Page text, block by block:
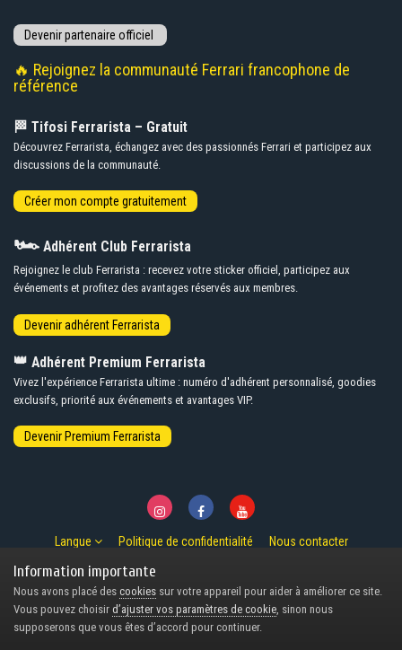
🔥 Rejoignez la communauté Ferrari francophone de
référence
🏁 Tifosi Ferrarista – Gratuit
Découvrez Ferrarista, échangez avec des passionnés Ferrari et participez aux
discussions de la communauté.
🏎️ Adhérent Club Ferrarista
Rejoignez le club Ferrarista : recevez votre sticker officiel, participez aux
événements et profitez des avantages réservés aux membres.
👑 Adhérent Premium Ferrarista
Vivez l'expérience Ferrarista ultime : numéro d'adhérent personnalisé, goodies
exclusifs, priorité aux événements et avantages VIP.
Langue Politique de confidentialité Nous contacter
© Copyright 2007-2026 Ferrarista.Club
Powered by Invision Community
Design by Invision Focus.
Information importante
Nous avons placé des cookies sur votre appareil pour aider à améliorer ce site.
Vous pouvez choisir d’ajuster vos paramètres de cookie, sinon nous
supposerons que vous êtes d’accord pour continuer.